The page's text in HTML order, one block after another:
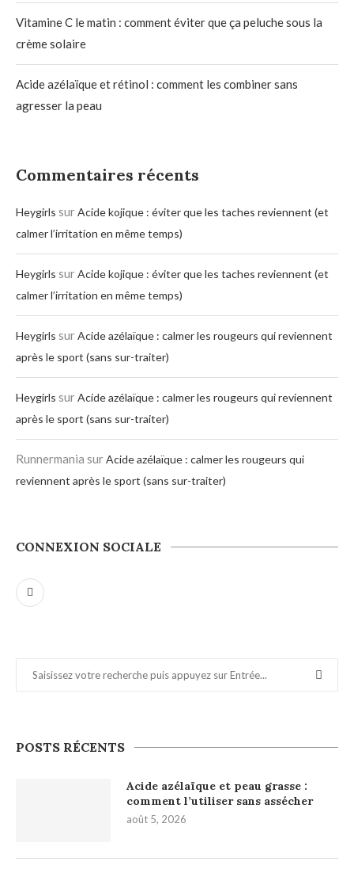
Vitamine C le matin : comment éviter que ça peluche sous la
crème solaire
Acide azélaïque et rétinol : comment les combiner sans
agresser la peau
Commentaires récents
Heygirls surAcide kojique : éviter que les taches reviennent (et
calmer l’irritation en même temps)
Heygirls surAcide kojique : éviter que les taches reviennent (et
calmer l’irritation en même temps)
Heygirls surAcide azélaïque : calmer les rougeurs qui reviennent
après le sport (sans sur-traiter)
Heygirls surAcide azélaïque : calmer les rougeurs qui reviennent
après le sport (sans sur-traiter)
Runnermania surAcide azélaïque : calmer les rougeurs qui
reviennent après le sport (sans sur-traiter)
CONNEXION SOCIALE
POSTS RÉCENTS
Acide azélaïque et peau grasse :
comment l’utiliser sans assécher
août 5, 2026